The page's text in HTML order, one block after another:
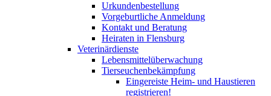
Urkundenbestellung
Vorgeburtliche Anmeldung
Kontakt und Beratung
Heiraten in Flensburg
Veterinärdienste
Lebensmittelüberwachung
Tierseuchenbekämpfung
Eingereiste Heim- und Haustieren
registrieren!